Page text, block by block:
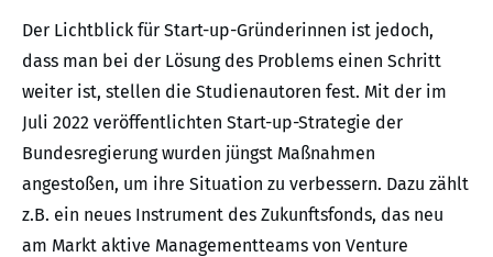
Der Lichtblick für Start-up-Gründerinnen ist jedoch,
dass man bei der Lösung des Problems einen Schritt
weiter ist, stellen die Studienautoren fest. Mit der im
Juli 2022 veröffentlichten Start-up-Strategie der
Bundesregierung wurden jüngst Maßnahmen
angestoßen, um ihre Situation zu verbessern. Dazu zählt
z.B. ein neues Instrument des Zukunftsfonds, das neu
am Markt aktive Managementteams von Venture